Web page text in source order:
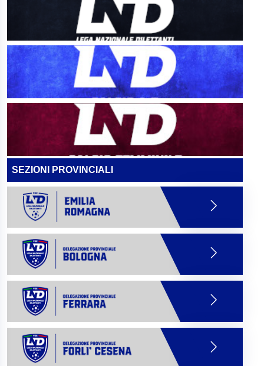
SEZIONI PROVINCIALI